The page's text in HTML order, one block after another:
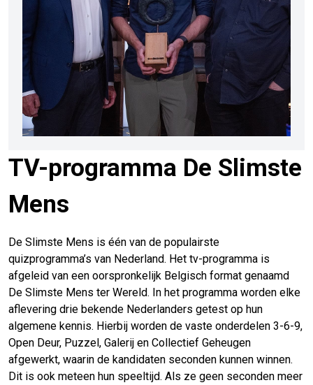
TV-programma De Slimste
Mens
De Slimste Mens is één van de populairste
quizprogramma’s van Nederland. Het tv-programma is
afgeleid van een oorspronkelijk Belgisch format genaamd
De Slimste Mens ter Wereld. In het programma worden elke
aflevering drie bekende Nederlanders getest op hun
algemene kennis. Hierbij worden de vaste onderdelen 3-6-9,
Open Deur, Puzzel, Galerij en Collectief Geheugen
afgewerkt, waarin de kandidaten seconden kunnen winnen.
Dit is ook meteen hun speeltijd. Als ze geen seconden meer